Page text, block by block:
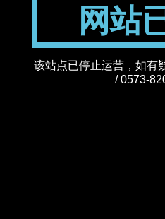
网站
该站点已停止运营，如有
/ 0573-